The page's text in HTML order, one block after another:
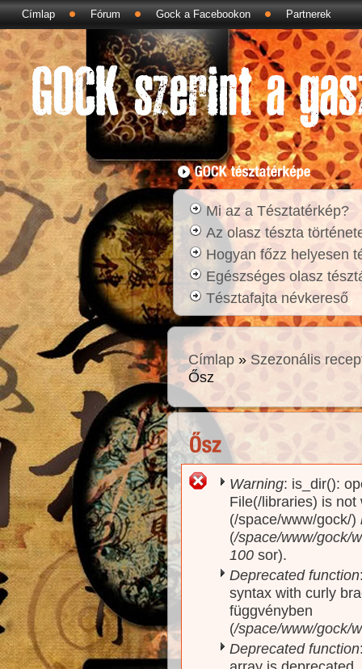
Címlap Fórum Gock a Facebookon Partnerek
Mi az a Tésztatérkép?
Az olasz tészta
Hogyan főzz helyesen
Egészséges olasz
Tésztafajta névkereső
Címlap » Szezonális
Ősz
Hibaüzenet
Warning: is_dir():
File(/libraries) is
(/space/www/gock/)
(/space/www/gock/
100 sor).
Deprecated function
syntax with curly
függvényben
(/space/www/gock/
Deprecated function